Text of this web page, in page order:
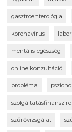
gasztroenterológia
koronavírus
mentális egészség
online konzultáció
probléma
szűrővizsgálat